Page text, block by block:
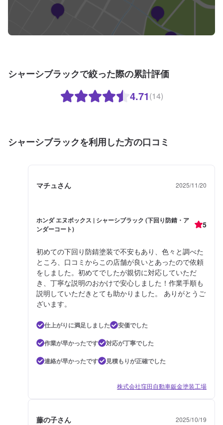
シャーシブラックで絞った際の累計評価
4.71(14)
シャーシブラックを利用した方の口コミ
マチュさん 2025/11/20
ホンダ エヌボックス | シャーシブラック (下回り防錆・ア
ンダーコート)
5
初めての下回り防錆塗装で不安もあり、色々と調べた
ところ、口コミからこの店舗が良いとあったので依頼
をしました。初めてでしたが親切に対応していただ
き、丁寧な説明のおかけで安心しました！作業手順も
説明していただきとても助かりました。 ありがとうご
ざいます。
仕上がりに満足しました
安価でした
作業が早かったです
対応が丁寧でした
連絡が早かったです
見積もりが正確でした
株式会社窪田自動車鈑金塗装工場
藤の子さん 2025/10/19